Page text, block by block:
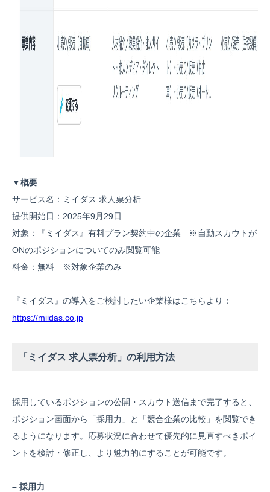
▼概要
サービス名：ミイダス 求人票分析
提供開始日：2025年9月29日
対象：『ミイダス』有料プラン契約中の企業 ※自動スカウトが
ONのポジションについてのみ閲覧可能
料金：無料 ※対象企業のみ
『ミイダス』の導入をご検討したい企業様はこちらより：
https://miidas.co.jp
「ミイダス 求人票分析」の利用方法
採用しているポジションの公開・スカウト送信まで完了すると、
ポジション画面から「採用力」と「競合企業の比較」を閲覧でき
るようになります。応募状況に合わせて優先的に見直すべきポイ
ントを検討・修正し、より魅力的にすることが可能です。
– 採用力